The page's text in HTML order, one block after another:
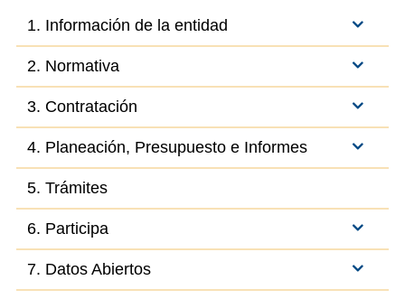
1. Información de la entidad
2. Normativa
3. Contratación
4. Planeación, Presupuesto e Informes
5. Trámites
6. Participa
7. Datos Abiertos